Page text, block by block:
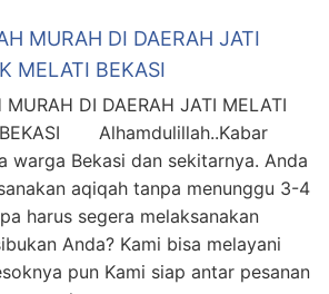
MURAH DI DAERAH JATI
MELATI BEKASI
MURAH DI DAERAH JATI MELATI
BEKASI Alhamdulillah..Kabar
warga Bekasi dan sekitarnya. Anda
aqiqah tanpa menunggu 3-4
harus segera melaksanakan
Anda? Kami bisa melayani
pun Kami siap antar pesanan